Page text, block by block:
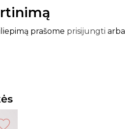
prašome prisijungti arba